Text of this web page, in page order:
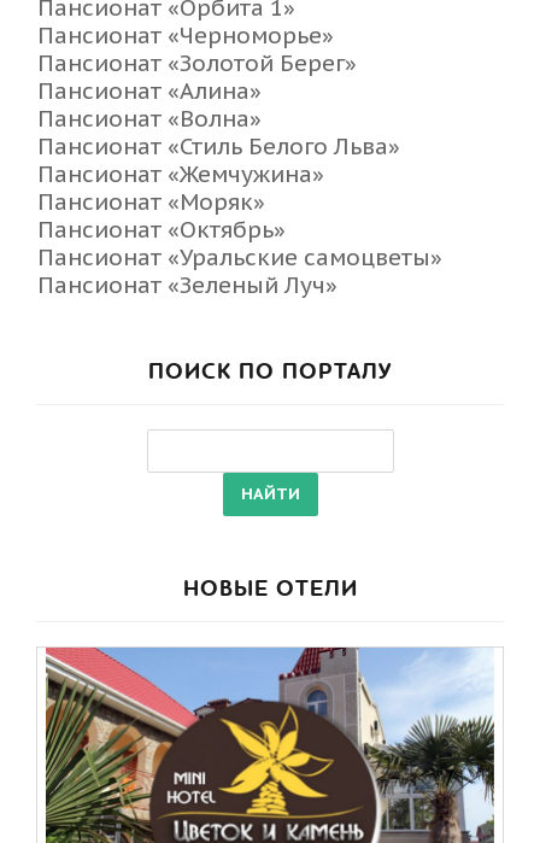
Пансионат «Орбита 1»
Пансионат «Черноморье»
Пансионат «Золотой Берег»
Пансионат «Алина»
Пансионат «Волна»
Пансионат «Стиль Белого Льва»
Пансионат «Жемчужина»
Пансионат «Моряк»
Пансионат «Октябрь»
Пансионат «Уральские самоцветы»
Пансионат «Зеленый Луч»
ПОИСК ПО ПОРТАЛУ
НОВЫЕ ОТЕЛИ